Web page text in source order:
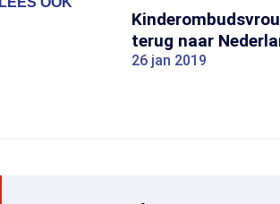
terug naar
26 jan 2019